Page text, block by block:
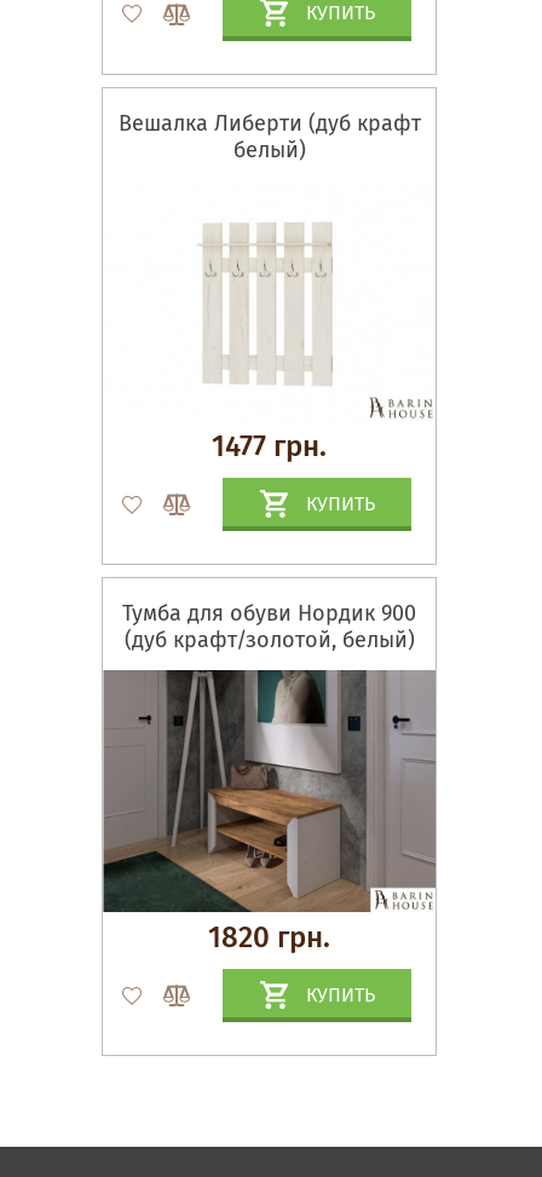
КУПИТЬ
Вешалка Либерти (дуб крафт
белый)
1477 грн.
КУПИТЬ
Тумба для обуви Нордик 900
(дуб крафт/золотой, белый)
1820 грн.
КУПИТЬ
Спальни, Кровати